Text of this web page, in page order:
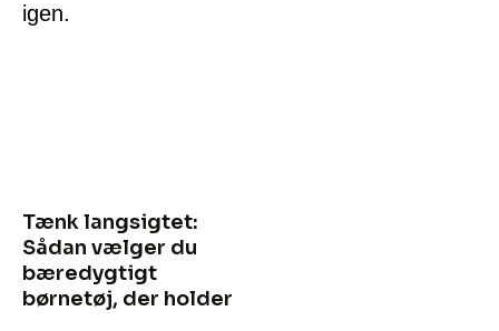
igen.
Tænk langsigtet:
Sådan vælger du
bæredygtigt
børnetøj, der holder